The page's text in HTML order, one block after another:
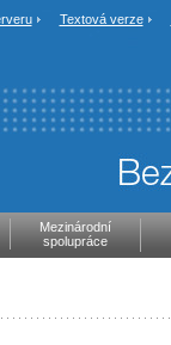
Textová verze
Mezinárodní
spolupráce